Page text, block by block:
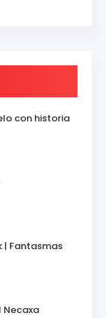
con historia
| Fantasmas
Necaxa